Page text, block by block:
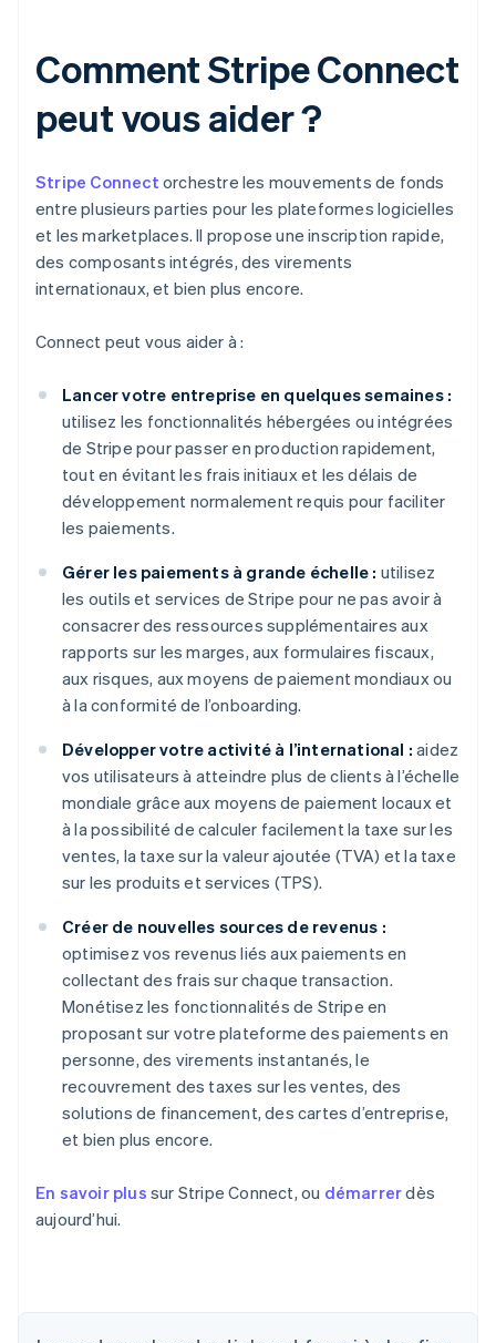
Comment Stripe Connect
peut vous aider ?
Stripe Connect orchestre les mouvements de fonds
entre plusieurs parties pour les plateformes logicielles
et les marketplaces. Il propose une inscription rapide,
des composants intégrés, des virements
internationaux, et bien plus encore.
Connect peut vous aider à :
Lancer votre entreprise en quelques semaines :
utilisez les fonctionnalités hébergées ou intégrées
de Stripe pour passer en production rapidement,
tout en évitant les frais initiaux et les délais de
développement normalement requis pour faciliter
les paiements.
Gérer les paiements à grande échelle : utilisez
les outils et services de Stripe pour ne pas avoir à
consacrer des ressources supplémentaires aux
rapports sur les marges, aux formulaires fiscaux,
aux risques, aux moyens de paiement mondiaux ou
à la conformité de l’onboarding.
Développer votre activité à l’international : aidez
vos utilisateurs à atteindre plus de clients à l’échelle
mondiale grâce aux moyens de paiement locaux et
à la possibilité de calculer facilement la taxe sur les
ventes, la taxe sur la valeur ajoutée (TVA) et la taxe
sur les produits et services (TPS).
Créer de nouvelles sources de revenus :
optimisez vos revenus liés aux paiements en
collectant des frais sur chaque transaction.
Monétisez les fonctionnalités de Stripe en
proposant sur votre plateforme des paiements en
personne, des virements instantanés, le
recouvrement des taxes sur les ventes, des
solutions de financement, des cartes d’entreprise,
et bien plus encore.
En savoir plus sur Stripe Connect, ou démarrerdès
aujourd’hui.
DeutschEnglish
Australie